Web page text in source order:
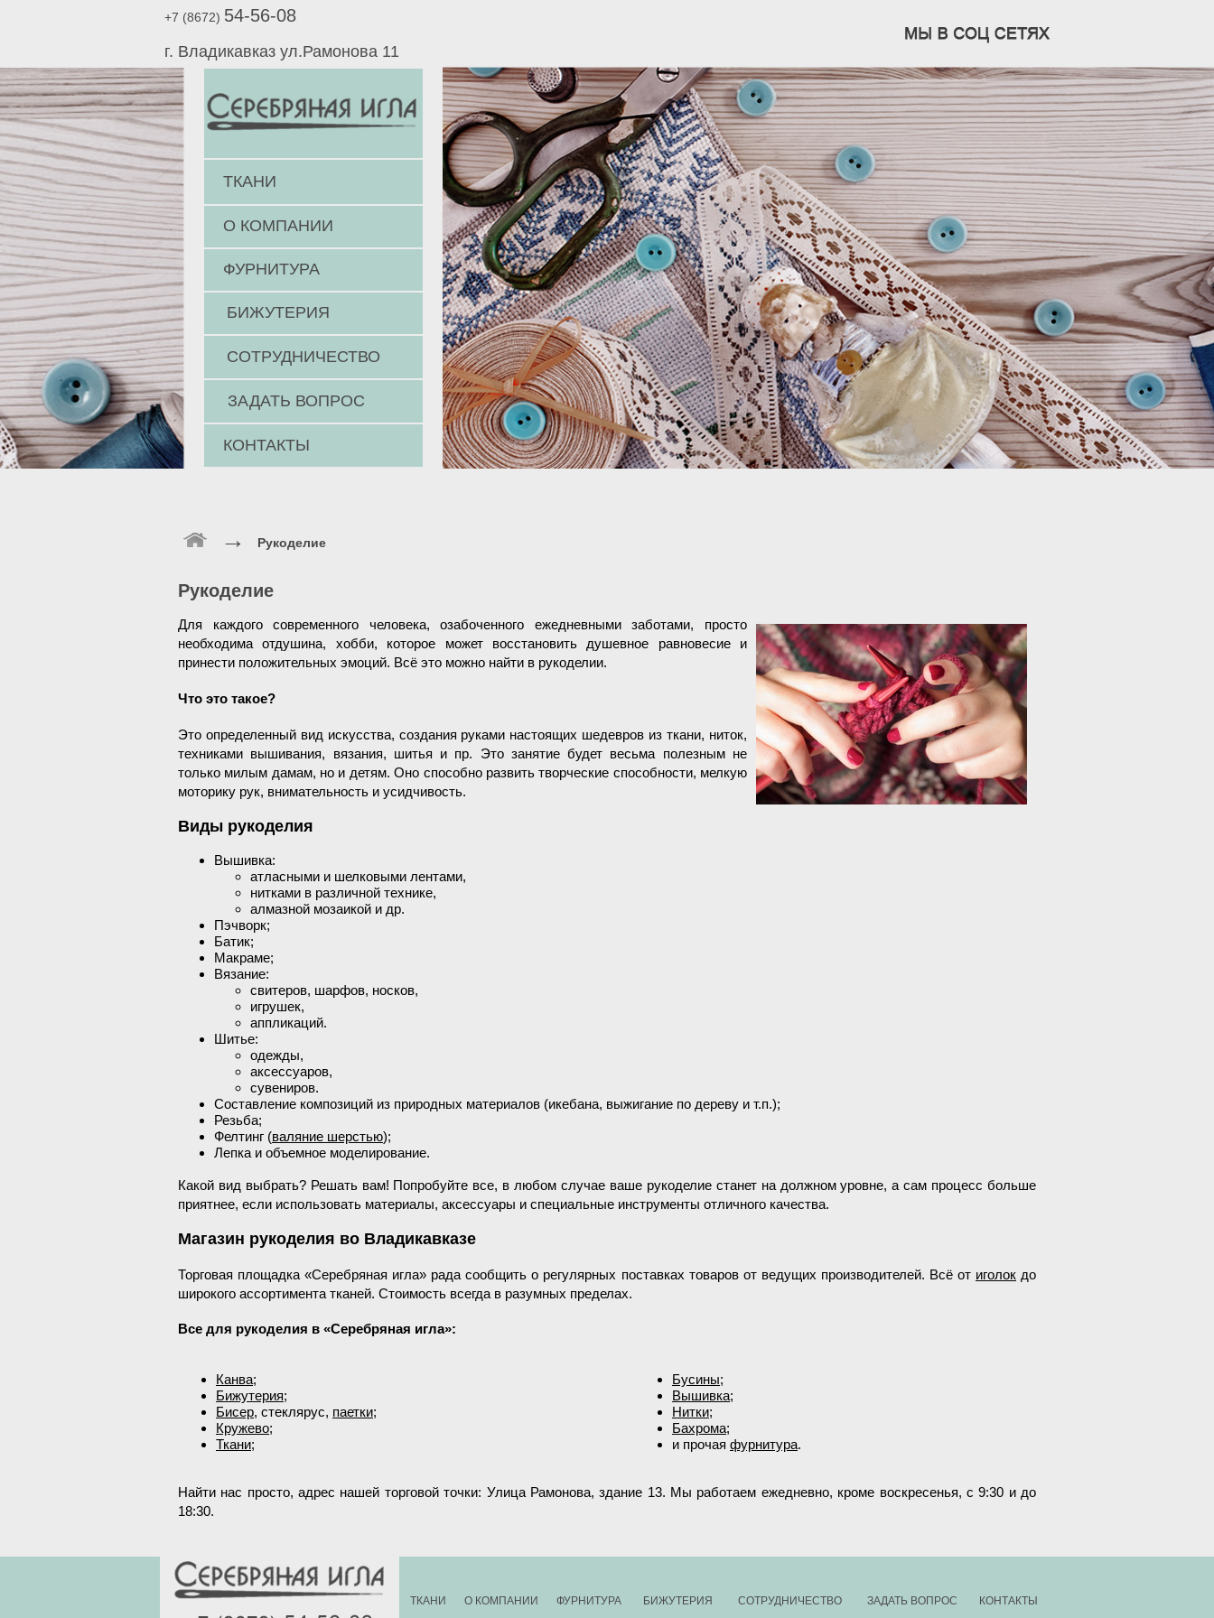
+7 (8672) 54-56-08
г. Владикавказ ул.Рамонова 11
ТКАНИ
О КОМПАНИИ
ФУРНИТУРА
БИЖУТЕРИЯ
СОТРУДНИЧЕСТВО
ЗАДАТЬ ВОПРОС
КОНТАКТЫ
→ Рукоделие
Рукоделие
Для каждого современного человека, озабоченного ежедневными заботами, просто
необходима отдушина, хобби, которое может восстановить душевное равновесие и
принести положительных эмоций. Всё это можно найти в рукоделии.
Что это такое?
Это определенный вид искусства, создания руками настоящих шедевров из ткани, ниток,
техниками вышивания, вязания, шитья и пр. Это занятие будет весьма полезным не
только милым дамам, но и детям. Оно способно развить творческие способности, мелкую
моторику рук, внимательность и усидчивость.
Виды рукоделия
Вышивка:
атласными и шелковыми лентами,
нитками в различной технике,
алмазной мозаикой и др.
Пэчворк;
Батик;
Макраме;
Вязание:
свитеров, шарфов, носков,
игрушек,
аппликаций.
Шитье:
одежды,
аксессуаров,
сувениров.
Составление композиций из природных материалов (икебана, выжигание по дереву и т.п.);
Резьба;
Фелтинг (валяние шерстью);
Лепка и объемное моделирование.
Какой вид выбрать? Решать вам! Попробуйте все, в любом случае ваше рукоделие станет на должном уровне, а сам процесс больше
приятнее, если использовать материалы, аксессуары и специальные инструменты отличного качества.
Магазин рукоделия во Владикавказе
Торговая площадка «Серебряная игла» рада сообщить о регулярных поставках товаров от ведущих производителей. Всё от иголокдо
широкого ассортимента тканей. Стоимость всегда в разумных пределах.
Все для рукоделия в «Серебряная игла»:
Канва;
Бижутерия;
Бисер, стеклярус, паетки;
Кружево;
Ткани;
Бусины;
Вышивка;
Нитки;
Бахрома;
и прочая фурнитура.
Найти нас просто, адрес нашей торговой точки: Улица Рамонова, здание 13. Мы работаем ежедневно, кроме воскресенья, с 9:30 и до
18:30.
ТКАНИ О КОМПАНИИ ФУРНИТУРА БИЖУТЕРИЯ СОТРУДНИЧЕСТВО ЗАДАТЬ ВОПРОС КОНТАКТЫ